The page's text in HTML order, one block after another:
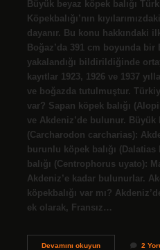
Büyük beyaz köpek balığı
Köpekbalığı’nın
dayanır. Bu konu hakkındaki
Boğaz’da 391 cm boyunda bir
yakalandığı bildirildiğinde
kayıtlar 1923, 1926 ve 1937
ve boğazda tutulmuştur.
var? Sapan köpek balığı
ve Akdeniz’de bulunur. Büyük
(Carcharodon carcharias):
burunlu köpek balığı
balığı (Centrophorus uyato):
Akdeniz’e kadar bulunurlar.
köpekbalığı var mı?
ek olarak, Fransız…
Devamını okuyunTürkiyede
2